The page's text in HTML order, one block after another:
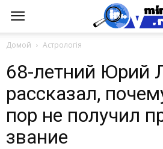
Домой Астрологія
68-летний Юрий
рассказал,
пор не получил
звание